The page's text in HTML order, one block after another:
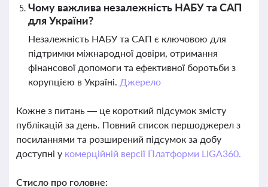
Чому важлива незалежність НАБУ та САП
для України?
Незалежність НАБУ та САП є ключовою для
підтримки міжнародної довіри, отримання
фінансової допомоги та ефективної боротьби з
корупцією в Україні. Джерело
Кожне з питань — це короткий підсумок змісту
публікацій за день. Повний список першоджерел з
посиланнями та розширений підсумок за добу
доступні у комерційній версії Платформи LIGA360.
Стисло про головне: